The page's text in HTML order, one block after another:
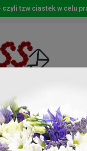
Kwiaty
tzw ciastek w celu